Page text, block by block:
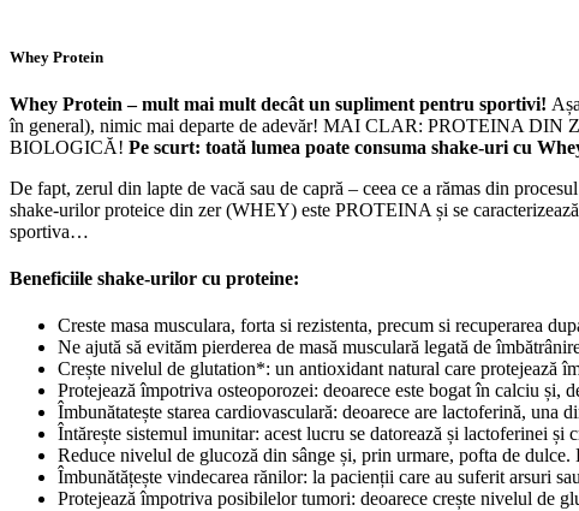
Whey Protein
Whey Protein – mult mai mult decât un supliment pentru sportivi!
în general), nimic mai departe de adevăr! MAI CLAR: PROTEINA
BIOLOGICĂ! Pe scurt: toată lumea poate consuma shake-uri cu
De fapt, zerul din lapte de vacă sau de capră – ceea ce a rămas din
shake-urilor proteice din zer (WHEY) este PROTEINA și se
sportiva…
Beneficiile shake-urilor cu proteine:
Creste masa musculara, forta si rezistenta, precum si recuperarea
Ne ajută să evităm pierderea de masă musculară legată de
Crește nivelul de glutation*: un antioxidant natural care protejează
Protejează împotriva osteoporozei: deoarece este bogat în calciu și,
Îmbunătatește starea cardiovasculară: deoarece are lactoferină,
Întărește sistemul imunitar: acest lucru se datorează și lactoferinei și
Reduce nivelul de glucoză din sânge și, prin urmare, pofta de dulce.
Îmbunătățește vindecarea rănilor: la pacienții care au suferit arsuri
Protejează împotriva posibilelor tumori: deoarece crește nivelul de